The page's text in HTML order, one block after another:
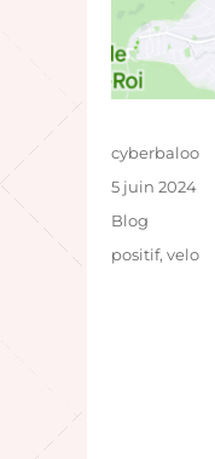
Auteur
cyberbaloo
Publié
le
5 juin 2024
Catégories
Blog
Étiquettes
positif, velo